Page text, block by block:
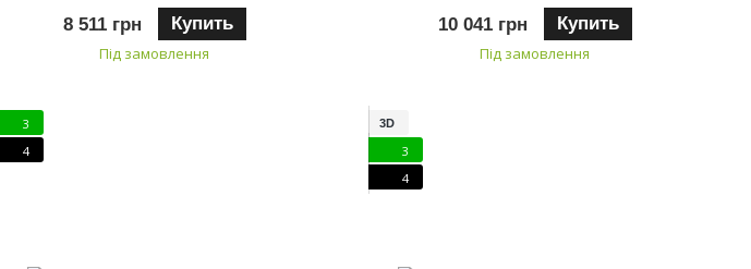
8 511 грн Купить
Під замовлення
10 041 грн Купить
Під замовлення
3
4
3D
3
4